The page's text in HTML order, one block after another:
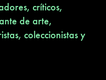
críticos,
de arte,
coleccionistas y